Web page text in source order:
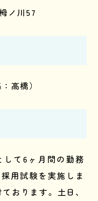
ノ川57
高橋）
て6ヶ月間の勤務
用試験を実施しま
おります。土日、